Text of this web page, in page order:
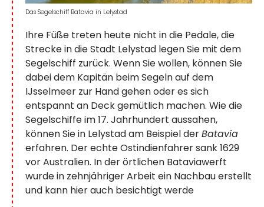
Ihre Füße treten heute nicht in die Pedale, die
Strecke in die Stadt Lelystad legen Sie mit dem
Segelschiff zurück. Wenn Sie wollen, können Sie
dabei dem Kapitän beim Segeln auf dem
IJsselmeer zur Hand gehen oder es sich
entspannt an Deck gemütlich machen. Wie die
Segelschiffe im 17. Jahrhundert aussahen,
können Sie in Lelystad am Beispiel derBatavia
erfahren. Der echte Ostindienfahrer sank 1629
vor Australien. In der örtlichen Bataviawerft
wurde in zehnjähriger Arbeit ein Nachbau erstellt
und kann hier auch besichtigt werde
Das Segelschiff Batavia in Lelystad